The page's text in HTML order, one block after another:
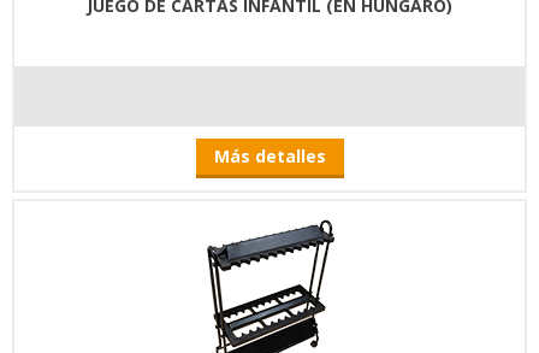
JUEGO DE CARTAS INFANTIL (EN HUNGARO)
Más detalles